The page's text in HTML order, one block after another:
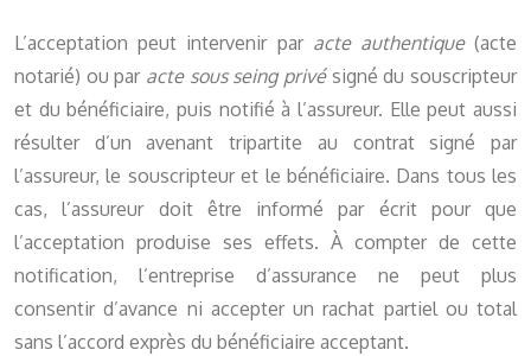
L’acceptation peut intervenir par acte authentique(acte
notarié) ou par acte sous seing privésigné du souscripteur
et du bénéficiaire, puis notifié à l’assureur. Elle peut aussi
résulter d’un avenant tripartite au contrat signé par
l’assureur, le souscripteur et le bénéficiaire. Dans tous les
cas, l’assureur doit être informé par écrit pour que
l’acceptation produise ses effets. À compter de cette
notification, l’entreprise d’assurance ne peut plus
consentir d’avance ni accepter un rachat partiel ou total
sans l’accord exprès du bénéficiaire acceptant.